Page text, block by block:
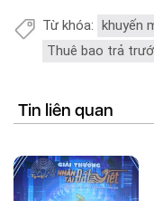
Từ khóa: khuyến
Thuê bao trả
Tin liên quan